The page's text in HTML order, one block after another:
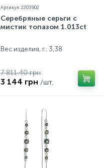
Артикул: 2203902
Серебряные серьги с
мистик топазом 1.013ct
Вес изделия, г.: 3,38
7 811.40 грн
3 144 грн /шт.